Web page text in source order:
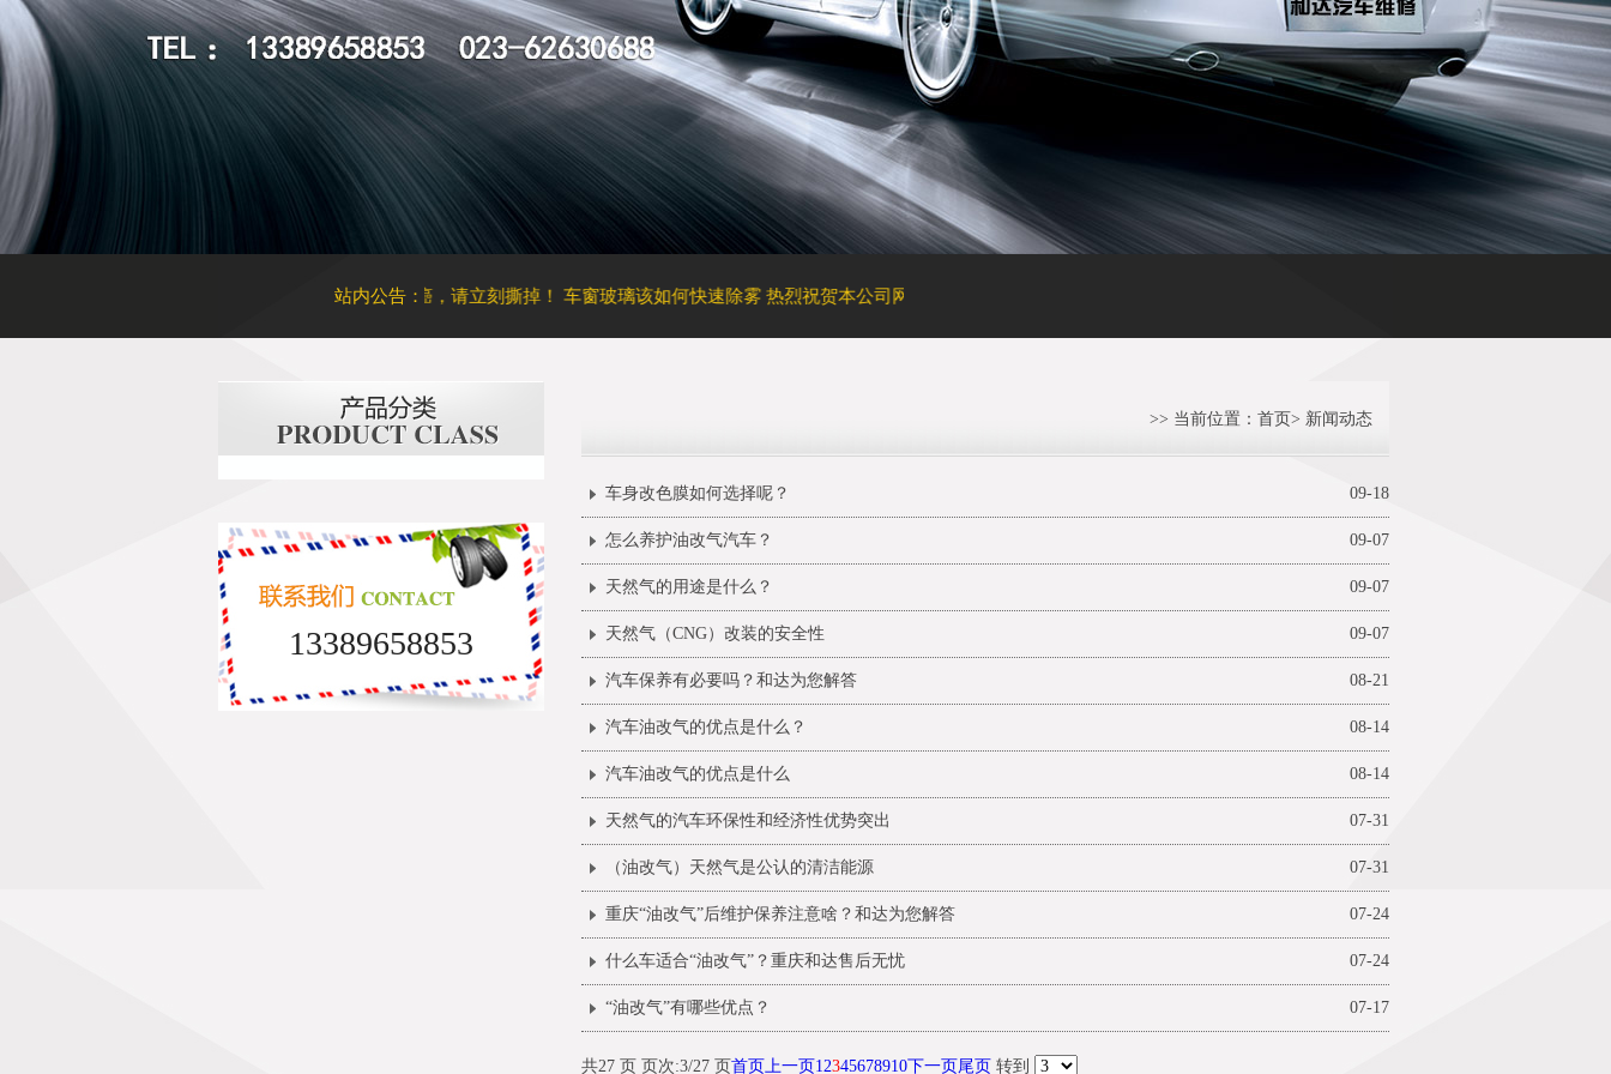
站内公告：
太阳膜起泡恐致癌，请立刻撕掉！车窗玻璃该如何快速除雾热烈祝贺本公司网站全新上线！
13389658853
>> 当前位置： 首页> 新闻动态
车身改色膜如何选择呢？ 09-18
怎么养护油改气汽车？ 09-07
天然气的用途是什么？ 09-07
天然气（CNG）改装的安全性 09-07
汽车保养有必要吗？和达为您解答 08-21
汽车油改气的优点是什么？ 08-14
汽车油改气的优点是什么 08-14
​天然气的汽车环保性和经济性优势突出 07-31
（油改气）天然气是公认的清洁能源 07-31
重庆“油改气”后维护保养注意啥？和达为您解答 07-24
什么车适合“油改气”？重庆和达售后无忧 07-24
“油改气”有哪些优点？ 07-17
共27 页 页次:3/27 页首页上一页12345678910下一页尾页 转到